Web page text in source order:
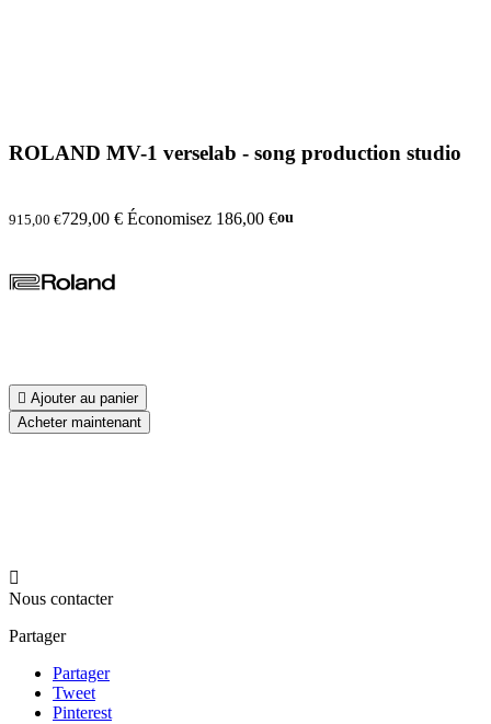
ROLAND MV-1 verselab - song production studio
915,00 €729,00 € Économisez 186,00 €ou
 Ajouter au panier
Acheter maintenant

Nous contacter
Partager
Partager
Tweet
Pinterest